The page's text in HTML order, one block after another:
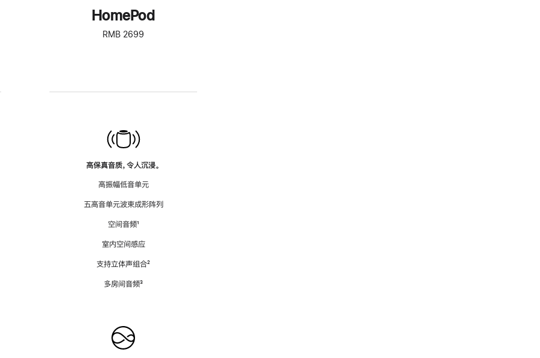
HomePod
RMB 2699
高保真音质，令人沉浸。
高振幅低音单元
五高音单元波束成形阵列
空间音频脚
¹
室内空间感应
支持立体声组合脚
²
多房间音频脚
³